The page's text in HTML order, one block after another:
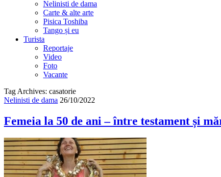
Nelinisti de dama
Carte & alte arte
Pisica Toshiba
Tango și eu
Turista
Reportaje
Video
Foto
Vacante
Tag Archives: casatorie
Nelinisti de dama 26/10/2022
Femeia la 50 de ani – între testament și